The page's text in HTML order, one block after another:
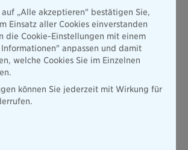
„Alle akzeptieren" bestätigen Sie,
Einsatz aller Cookies einverstanden
die Cookie-Einstellungen mit einem
Informationen" anpassen und damit
welche Cookies Sie im Einzelnen
können Sie jederzeit mit Wirkung für